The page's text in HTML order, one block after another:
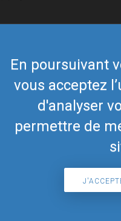
En poursuivant
vous acceptez
d'analyser
permettre de